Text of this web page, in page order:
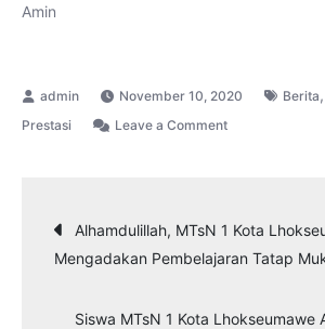
Amin
November 10, 2020 Berita,
Prestasi Leave a Commenton
KOTA
BERSAING
Navigasi
pos
Alhamdulillah, MTsN 1 Kota
Mengadakan Pembelajaran Tatap
Siswa MTsN 1 Kota Lhokseumawe